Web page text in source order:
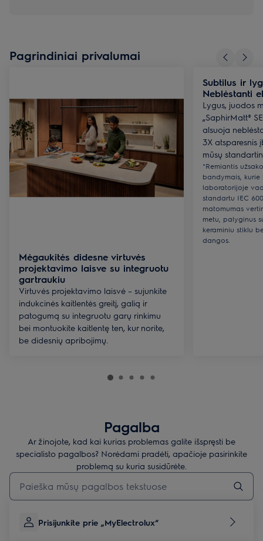
Pagrindiniai privalumai
Mėgaukitės didesne virtuvės
projektavimo laisve su integruotu
gartraukiu
Virtuvės projektavimo laisvė – sujunkite
indukcinės kaitlentės greitį, galią ir
patogumą su integruotu garų rinkimu
bei montuokite kaitlentę ten, kur norite,
be didesnių apribojimų.
Subtilus ir
Neblėstanti
Lygus, juodos
„SaphirMatt®
alsuoja
3X atsparesnis
mūsų
*Remiantis
bandymais,
laboratorijoje
standartu IEC
matomumas
metu, palyginus
keraminiu stiklu
dangos.
Pagalba
Ar žinojote, kad kai kurias problemas galite išspręsti be
specialisto pagalbos? Norėdami pradėti, apačioje pasirinkite
problemą su kuria susidūrėte.
Įveskite tekstą, jei norite ieškoti pagalbinių straipsnių
Prisijunkite prie „MyElectrolux“